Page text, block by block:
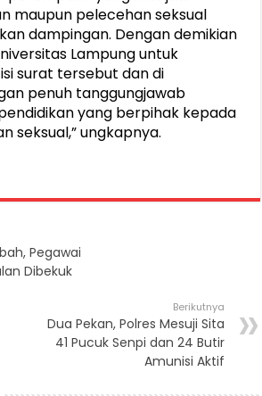
maupun pelecehan seksual
dampingan. Dengan demikian
Lampung untuk
surat tersebut dan di
penuh tanggungjawab
yang berpihak kepada
seksual,” ungkapnya.
Pegawai
Dibekuk
Berikutnya
Dua Pekan, Polres Mesuji Sita
41 Pucuk Senpi dan 24 Butir
Amunisi Aktif